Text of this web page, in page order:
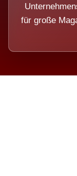
für große